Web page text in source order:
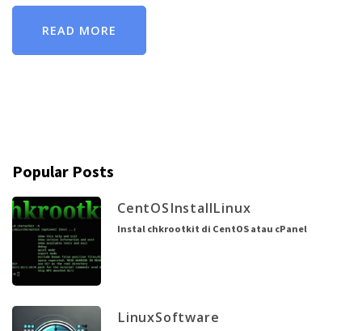
READ MORE
Popular Posts
CentOSInstallLinux
Instal chkrootkit di CentOS atau cPanel
LinuxSoftware